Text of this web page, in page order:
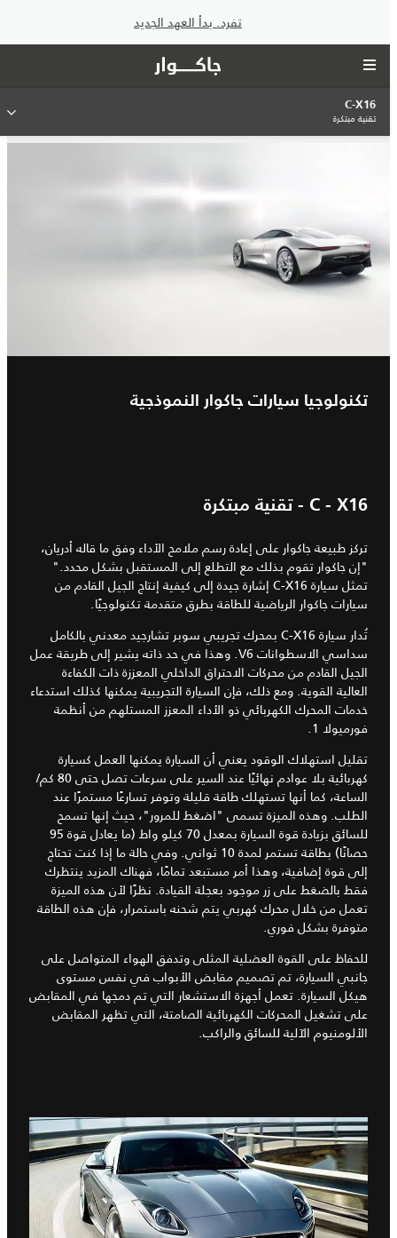
تفرد. بدأ العهد الجديد
C-X16
تقنية مبتكرة
تكنولوجيا سيارات جاكوار النموذجية
C - X16 - تقنية مبتكرة
تركز طبيعة جاكوار على إعادة رسم ملامح الأداء وفق ما قاله أدريان،
"إن جاكوار تقوم بذلك مع التطلع إلى المستقبل بشكل محدد."
تمثل سيارة C-X16 إشارة جيدة إلى كيفية إنتاج الجيل القادم من
سيارات جاكوار الرياضية للطاقة بطرق متقدمة تكنولوجيًا.
تُدار سيارة C-X16 بمحرك تجريبي سوبر تشارجيد معدني بالكامل
سداسي الاسطوانات V6. وهذا في حد ذاته يشير إلى طريقة عمل
الجيل القادم من محركات الاحتراق الداخلي المعززة ذات الكفاءة
العالية القوية. ومع ذلك، فإن السيارة التجريبية يمكنها كذلك استدعاء
خدمات المحرك الكهربائي ذو الأداء المعزز المستلهم من أنظمة
فورميولا 1.
تقليل استهلاك الوقود يعني أن السيارة يمكنها العمل كسيارة
كهربائية بلا عوادم نهائيًا عند السير على سرعات تصل حتى 80 كم/
الساعة، كما أنها تستهلك طاقة قليلة وتوفر تسارعًا مستمرًا عند
الطلب. وهذه الميزة تسمى "اضغط للمرور"، حيث إنها تسمح
للسائق بزيادة قوة السيارة بمعدل 70 كيلو واط (ما يعادل قوة 95
حصانًا) بطاقة تستمر لمدة 10 ثواني. وفي حالة ما إذا كنت تحتاج
إلى قوة إضافية، وهذا أمر مستبعد تمامًا، فهناك المزيد ينتظرك
فقط بالضغط على زر موجود بعجلة القيادة. نظرًا لأن هذه الميزة
تعمل من خلال محرك كهربي يتم شحنه باستمرار، فإن هذه الطاقة
متوفرة بشكل فوري.
للحفاظ على القوة العضلية المثلى وتدفق الهواء المتواصل على
جانبي السيارة، تم تصميم مقابض الأبواب في نفس مستوى
هيكل السيارة. تعمل أجهزة الاستشعار التي تم دمجها في المقابض
على تشغيل المحركات الكهربائية الصامتة، التي تظهر المقابض
الألومنيوم الآلية للسائق والراكب.